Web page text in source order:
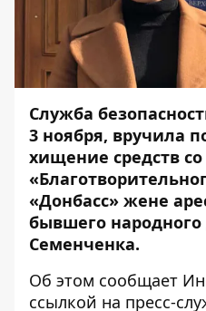
Служба
3 ноября, вручила
хищение средств со
«Донбасс» жене
бывшего
Семенченка.
Об этом сообщает
ссылкой на пресс-